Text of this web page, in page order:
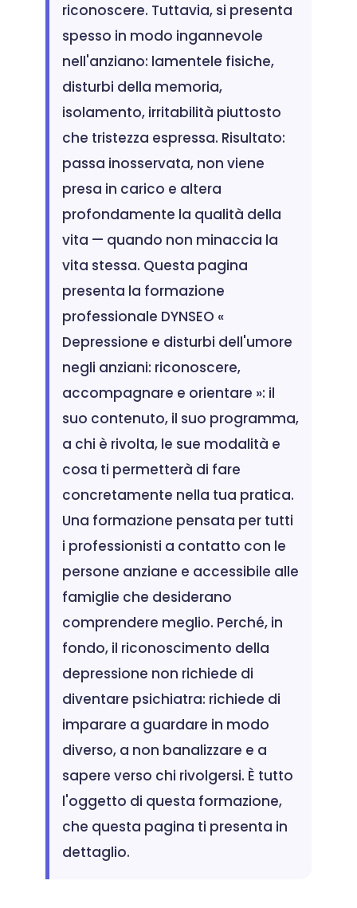
riconoscere. Tuttavia, si presenta
spesso in modo ingannevole
nell'anziano: lamentele fisiche,
disturbi della memoria,
isolamento, irritabilità piuttosto
che tristezza espressa. Risultato:
passa inosservata, non viene
presa in carico e altera
profondamente la qualità della
vita — quando non minaccia la
vita stessa. Questa pagina
presenta la formazione
professionale DYNSEO «
Depressione e disturbi dell'umore
negli anziani: riconoscere,
accompagnare e orientare »: il
suo contenuto, il suo programma,
a chi è rivolta, le sue modalità e
cosa ti permetterà di fare
concretamente nella tua pratica.
Una formazione pensata per tutti
i professionisti a contatto con le
persone anziane e accessibile alle
famiglie che desiderano
comprendere meglio. Perché, in
fondo, il riconoscimento della
depressione non richiede di
diventare psichiatra: richiede di
imparare a guardare in modo
diverso, a non banalizzare e a
sapere verso chi rivolgersi. È tutto
l'oggetto di questa formazione,
che questa pagina ti presenta in
dettaglio.